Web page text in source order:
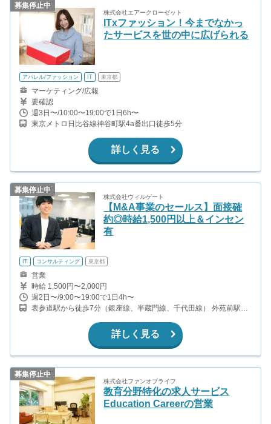
募集停止中
株式会社エアークローゼット
ITxファッション！今までなかっ
たサービスを世の中に広げられる
アパレル/ファッション IT 東京都
マーケティング/広報
要確認
週3日〜/10:00〜19:00で1日6h〜
東京メトロ日比谷線神谷町駅4a番出口徒歩5分
詳しく見る
募集停止中
株式会社ウィルゲート
【M&A事業のセールス】面接確
約◎時給1,500円以上＆インセン
有
IT コンサルティング 東京都
営業
時給 1,500円〜2,000円
週2日〜/9:00〜19:00で1日4h〜
表参道駅から徒歩7分（銀座線、半蔵門線、千代田線） 外苑前駅か
詳しく見る
募集停止中
株式会社ファンオブライフ
教育分野特化の求人サービス
Education Careerの営業